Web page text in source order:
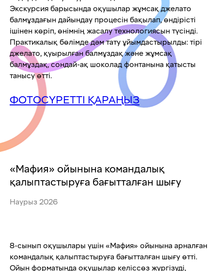
Экскурсия барысында оқушылар жұмсақ джелато
балмұздағын дайындау процесін бақылап, өндірісті
ішінен көріп, өнімнің жасалу технологиясын түсінді.
Практикалық бөлімде дәм тату ұйымдастырылды: тірі
джелато, қуырылған балмұздақ және жұмсақ
балмұздақ, сондай-ақ шоколад фонтанына қатысты
танысу өтті.
ФОТОСҮРЕТТІ ҚАРАҢЫЗ
«Мафия» ойынына командалық
қалыптастыруға бағытталған шығу
Наурыз 2026
8-сынып оқушылары үшін «Мафия» ойынына арналған
командалық қалыптастыруға бағытталған шығу өтті.
Ойын форматында оқушылар келіссөз жүргізуді,